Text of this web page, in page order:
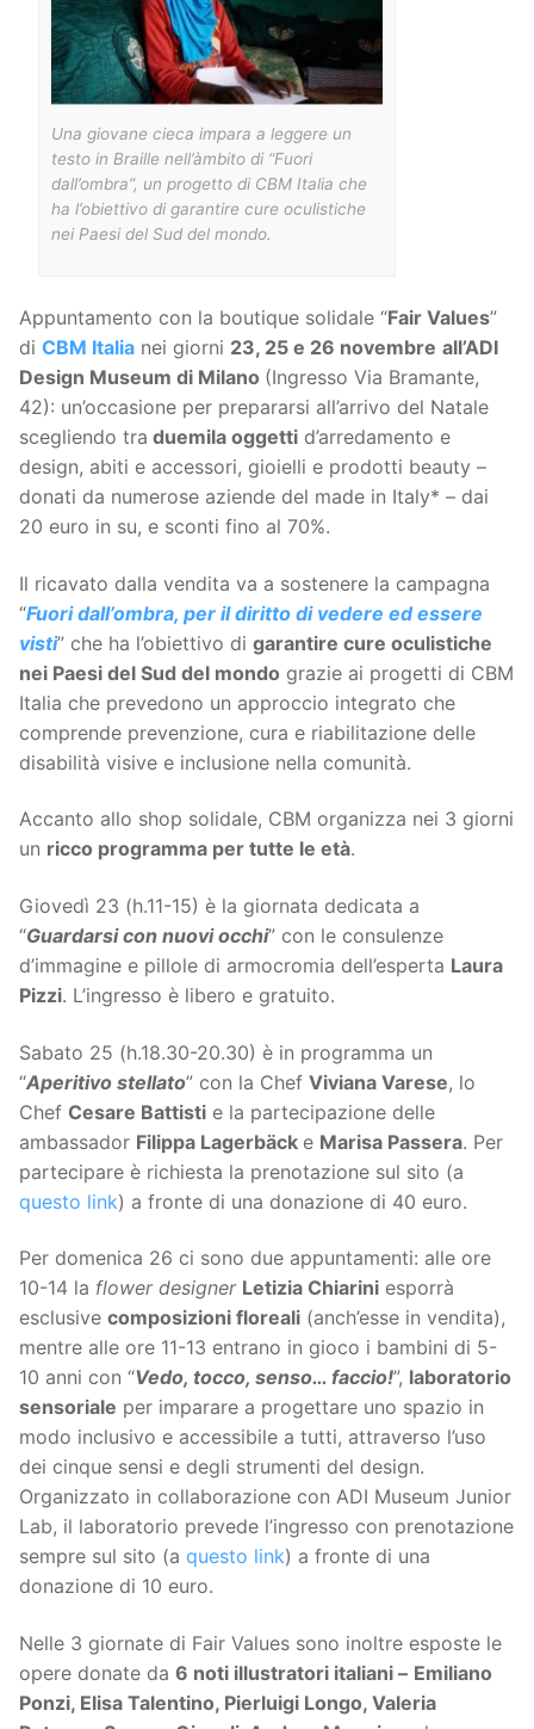
Una giovane cieca impara a leggere un
testo in Braille nell’àmbito di “Fuori
dall’ombra”, un progetto di CBM Italia che
ha l’obiettivo di garantire cure oculistiche
nei Paesi del Sud del mondo.
Appuntamento con la boutique solidale “Fair Values”
di CBM Italia nei giorni 23, 25 e 26 novembre all’ADI
Design Museum di Milano (Ingresso Via Bramante,
42): un’occasione per prepararsi all’arrivo del Natale
scegliendo tra duemila oggetti d’arredamento e
design, abiti e accessori, gioielli e prodotti beauty –
donati da numerose aziende del made in Italy* – dai
20 euro in su, e sconti fino al 70%.
Il ricavato dalla vendita va a sostenere la campagna
“Fuori dall’ombra, per il diritto di vedere ed essere
visti” che ha l’obiettivo di garantire cure oculistiche
nei Paesi del Sud del mondo grazie ai progetti di CBM
Italia che prevedono un approccio integrato che
comprende prevenzione, cura e riabilitazione delle
disabilità visive e inclusione nella comunità.
Accanto allo shop solidale, CBM organizza nei 3 giorni
un ricco programma per tutte le età.
Giovedì 23 (h.11-15) è la giornata dedicata a
“Guardarsi con nuovi occhi” con le consulenze
d’immagine e pillole di armocromia dell’esperta Laura
Pizzi. L’ingresso è libero e gratuito.
Sabato 25 (h.18.30-20.30) è in programma un
“Aperitivo stellato” con la Chef Viviana Varese, lo
Chef Cesare Battisti e la partecipazione delle
ambassador Filippa Lagerbäck e Marisa Passera. Per
partecipare è richiesta la prenotazione sul sito (a
questo link) a fronte di una donazione di 40 euro.
Per domenica 26 ci sono due appuntamenti: alle ore
10-14 la flower designer Letizia Chiarini esporrà
esclusive composizioni floreali (anch’esse in vendita),
mentre alle ore 11-13 entrano in gioco i bambini di 5-
10 anni con “Vedo, tocco, senso… faccio!”, laboratorio
sensoriale per imparare a progettare uno spazio in
modo inclusivo e accessibile a tutti, attraverso l’uso
dei cinque sensi e degli strumenti del design.
Organizzato in collaborazione con ADI Museum Junior
Lab, il laboratorio prevede l’ingresso con prenotazione
sempre sul sito (a questo link) a fronte di una
donazione di 10 euro.
Nelle 3 giornate di Fair Values sono inoltre esposte le
opere donate da 6 noti illustratori italiani – Emiliano
Ponzi, Elisa Talentino, Pierluigi Longo, Valeria